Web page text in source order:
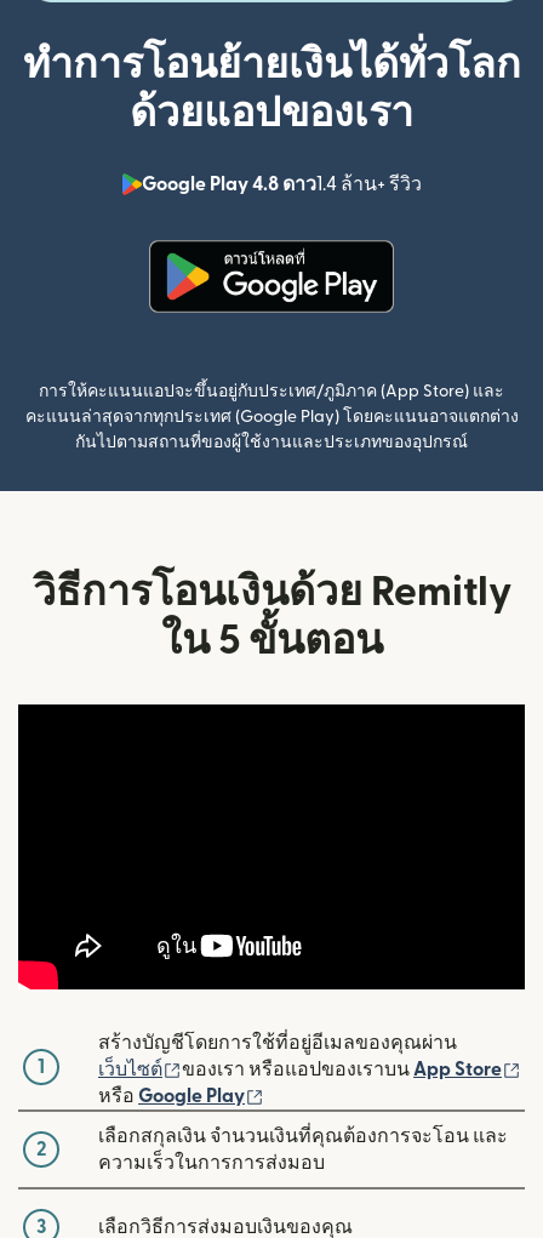
ทำการโอนย้ายเงินได้ทั่วโลก
ด้วยแอปของเรา
Google Play 4.8 ดาว1.4 ล้าน+ รีวิว
(เปิดในหน้าต่
การให้คะแนนแอปจะขึ้นอยู่กับประเทศ/ภูมิภาค (App Store) และ
คะแนนล่าสุดจากทุกประเทศ (Google Play) โดยคะแนนอาจแตกต่าง
กันไปตามสถานที่ของผู้ใช้งานและประเภทของอุปกรณ์
วิธีการโอนเงินด้วย Remitly
ใน 5 ขั้นตอน
1
สร้างบัญชีโดยการใช้ที่อยู่อีเมลของคุณผ่าน
เว็บไซต์
(เปิดในหน้าต่างใหม่)
ของเรา หรือแอปของเราบน App Store
หรือ Google Play
2
เลือกสกุลเงิน จำนวนเงินที่คุณต้องการจะโอน และ
ความเร็วในการการส่งมอบ
3 เลือกวิธีการส่งมอบเงินของคุณ